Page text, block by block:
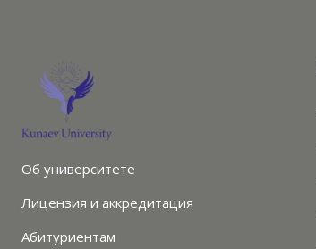
Об университете
Лицензия и аккредитация
Абитуриентам